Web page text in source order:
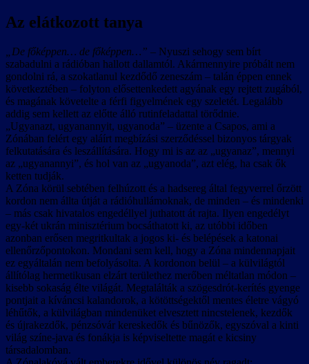
Az elátkozott tanya
„De főképpen… de főképpen…” – Nyuszi sehogy sem bírt
szabadulni a rádióban hallott dallamtól. Akármennyire próbált nem
gondolni rá, a szokatlanul kezdődő zeneszám – talán éppen ennek
következtében – folyton elősettenkedett agyának egy rejtett zugából,
és magának követelte a férfi figyelmének egy szeletét. Legalább
addig sem kellett az előtte álló rutinfeladattal törődnie.
„Ugyanazt, ugyanannyit, ugyanoda” – üzente a Csapos, ami a
Zónában felért egy aláírt megbízási szerződéssel bizonyos tárgyak
felkutatására és leszállítására. Hogy mi is az az „ugyanaz”, mennyi
az „ugyanannyi”, és hol van az „ugyanoda”, azt elég, ha csak ők
ketten tudják.
A Zóna körül sebtében felhúzott és a hadsereg által fegyverrel őrzött
kordon nem állta útját a rádióhullámoknak, de minden – és mindenki
– más csak hivatalos engedéllyel juthatott át rajta. Ilyen engedélyt
egy-két ukrán minisztérium bocsáthatott ki, az utóbbi időben
azonban erősen megritkultak a jogos ki- és belépések a katonai
ellenőrzőpontokon. Mondani sem kell, hogy a Zóna mindennapjait
ez egyáltalán nem befolyásolta. A kordonon belül – a külvilágtól
állítólag hermetikusan elzárt területhez merőben méltatlan módon –
kisebb sokaság élte világát. Megtalálták a szögesdrót-kerítés gyenge
pontjait a kíváncsi kalandorok, a kötöttségektől mentes életre vágyó
léhűtők, a külvilágban mindenüket elvesztett nincstelenek, kezdők
és újrakezdők, pénzsóvár kereskedők és bűnözők, egyszóval a kinti
világ színe-java és fonákja is képviseltette magát e kicsiny
társadalomban.